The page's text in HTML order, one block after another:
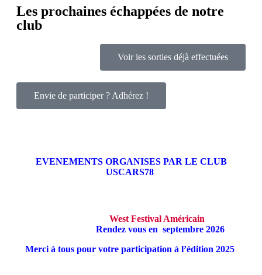
Les prochaines échappées de notre
club
Voir les sorties déjà effectuées
Envie de participer ? Adhérez !
EVENEMENTS ORGANISES PAR LE CLUB
USCARS78
West Festival Américain
Rendez vous en septembre 2026
Merci à tous pour votre participation à l’édition 2025